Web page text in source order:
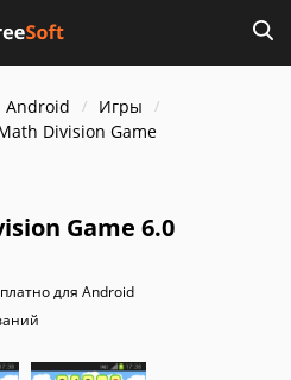
Android
Игры
Division Game
Game 6.0
для Android